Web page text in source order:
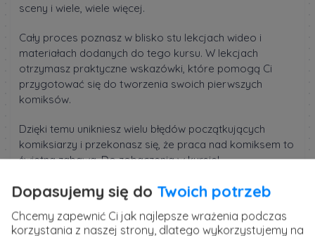
sceny i wiele, wiele więcej.
Cały proces poznasz w blisko stu lekcjach wideo i
materiałach dodanych do tego kursu. W lekcjach
otrzymasz praktyczne wskazówki, które pomogą Ci
przygotować się do tworzenia swoich pierwszych
komiksów.
Dzięki temu unikniesz wielu błędów początkujących
komiksiarzy i przekonasz się, że praca nad komiksem to
świetna zabawa. Do zobaczenia w kursie!
Szkolenie prowadziMichalina Daszuta, autorka i
ilustratorka komiksów oraz gier bardziej znana pod
pseudonimem Katt Lett. Autorka szkolenia może
Dopasujemy się do Twoich potrzeb
Chcemy zapewnić Ci jak najlepsze wrażenia podczas
korzystania z naszej strony, dlatego wykorzystujemy na